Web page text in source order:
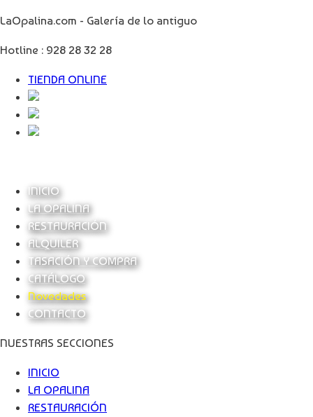
LaOpalina.com - Galería de lo antiguo
Hotline : 928 28 32 28
TIENDA ONLINE
INICIO
LA OPALINA
RESTAURACIÓN
ALQUILER
TASACIÓN Y COMPRA
CATÁLOGO
Novedades
CONTACTO
NUESTRAS SECCIONES
INICIO
LA OPALINA
RESTAURACIÓN